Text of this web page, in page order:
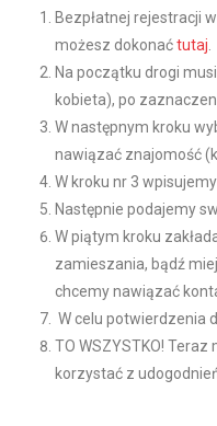
Bezpłatnej rejestracji
możesz dokonaćtutaj.
Na początku drogi
kobieta), po
W następnym kroku
nawiązać znajomość
W kroku nr 3
Następnie podajemy
W piątym kroku
zamieszania, bądź
chcemy nawiązać
W celu potwierdzenia
TO WSZYSTKO!
korzystać z